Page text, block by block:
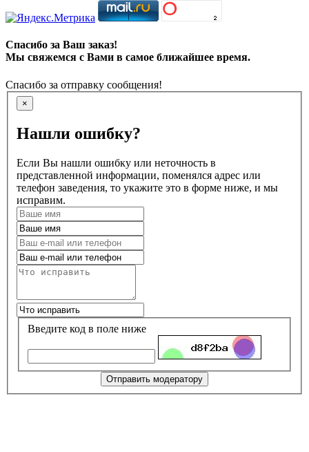
Спасибо за Ваш заказ!
Мы свяжемся с Вами в самое ближайшее время.
Спасибо за отправку сообщения!
×
Нашли ошибку?
Если Вы нашли ошибку или неточность в
представленной информации, поменялся адрес или
телефон заведения, то укажите это в форме ниже, и мы
исправим.
Введите код в поле ниже
Отправить модератору